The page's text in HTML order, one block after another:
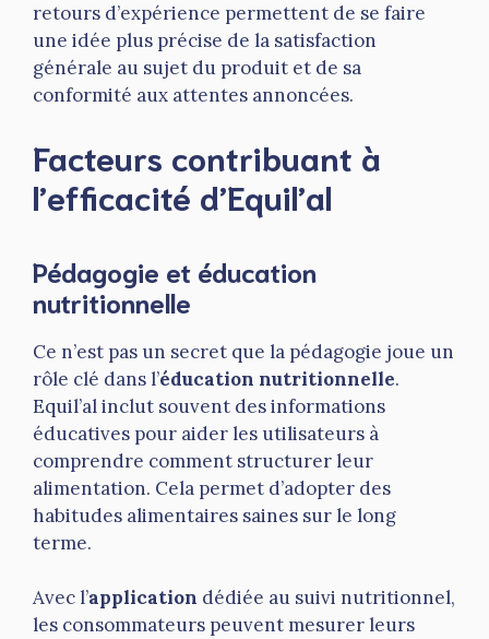
retours d’expérience permettent de se faire
une idée plus précise de la satisfaction
générale au sujet du produit et de sa
conformité aux attentes annoncées.
Facteurs contribuant à
l’efficacité d’Equil’al
Pédagogie et éducation
nutritionnelle
Ce n’est pas un secret que la pédagogie joue un
rôle clé dans l’éducation nutritionnelle.
Equil’al inclut souvent des informations
éducatives pour aider les utilisateurs à
comprendre comment structurer leur
alimentation. Cela permet d’adopter des
habitudes alimentaires saines sur le long
terme.
Avec l’application dédiée au suivi nutritionnel,
les consommateurs peuvent mesurer leurs